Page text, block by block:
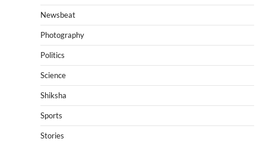
Newsbeat
Photography
Politics
Science
Shiksha
Sports
Stories